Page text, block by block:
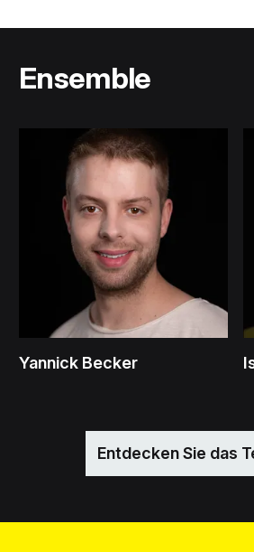
Ensemble
Yannick Becker
Entdecken Sie das